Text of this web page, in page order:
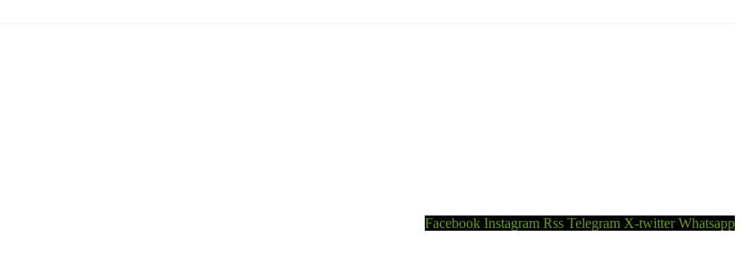
Facebook Instagram Rss Telegram X-twitter Whatsapp